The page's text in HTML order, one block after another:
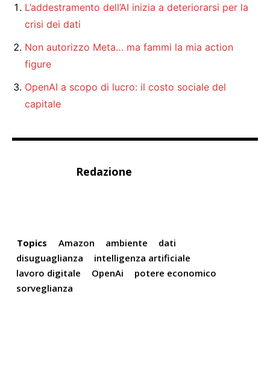
L’addestramento dell’AI inizia a deteriorarsi per la
crisi dei dati
Non autorizzo Meta… ma fammi la mia action
figure
OpenAI a scopo di lucro: il costo sociale del
capitale
Redazione
Topics Amazon ambiente
dati
disuguaglianza
intelligenza artificiale
lavoro digitale
OpenAi
potere economico
sorveglianza